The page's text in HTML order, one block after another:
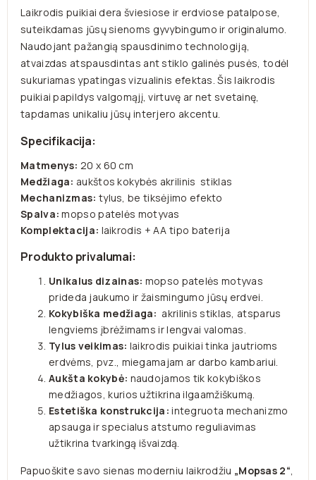
Laikrodis puikiai dera šviesiose ir erdviose patalpose,
suteikdamas jūsų sienoms gyvybingumo ir originalumo.
Naudojant pažangią spausdinimo technologiją,
atvaizdas atspausdintas ant stiklo galinės pusės, todėl
sukuriamas ypatingas vizualinis efektas. Šis laikrodis
puikiai papildys valgomąjį, virtuvę ar net svetainę,
tapdamas unikaliu jūsų interjero akcentu.
Specifikacija:
Matmenys: 20 x 60 cm
Medžiaga: aukštos kokybės akrilinis stiklas
Mechanizmas: tylus, be tiksėjimo efekto
Spalva: mopso patelės motyvas
Komplektacija: laikrodis + AA tipo baterija
Produkto privalumai:
Unikalus dizainas: mopso patelės motyvas
prideda jaukumo ir žaismingumo jūsų erdvei.
Kokybiška medžiaga: akrilinis stiklas, atsparus
lengviems įbrėžimams ir lengvai valomas.
Tylus veikimas: laikrodis puikiai tinka jautrioms
erdvėms, pvz., miegamajam ar darbo kambariui.
Aukšta kokybė: naudojamos tik kokybiškos
medžiagos, kurios užtikrina ilgaamžiškumą.
Estetiška konstrukcija: integruota mechanizmo
apsauga ir specialus atstumo reguliavimas
užtikrina tvarkingą išvaizdą.
Papuoškite savo sienas moderniu laikrodžiu „Mopsas 2“,